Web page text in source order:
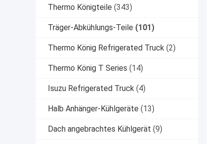
Thermo Königteile (343)
Träger-Abkühlungs-Teile (101)
Thermo König Refrigerated Truck (2)
Thermo König T Series (14)
Isuzu Refrigerated Truck (4)
Halb Anhänger-Kühlgeräte (13)
Dach angebrachtes Kühlgerät (9)